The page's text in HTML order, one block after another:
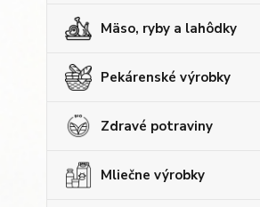
Mäso, ryby a lahôdky
Pekárenské výrobky
Zdravé potraviny
Mliečne výrobky